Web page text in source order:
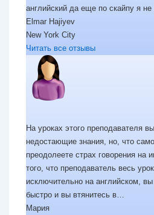
английский да еще по скайпу я
Elmar Hajiyev
New York City
Читать все отзывы
На уроках этого преподавателя
недостающие знания, но, что
преодолеете страх говорения на
того, что преподаватель весь
исключительно на английском,
быстро и вы втянитесь в…
Мария